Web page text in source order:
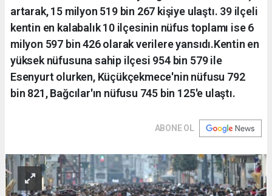
artarak, 15 milyon 519 bin 267 kişiye ulaştı. 39 ilçeli
kentin en kalabalık 10 ilçesinin nüfus toplamı ise 6
milyon 597 bin 426 olarak verilere yansıdı.Kentin en
yüksek nüfusuna sahip ilçesi 954 bin 579 ile
Esenyurt olurken, Küçükçekmece'nin nüfusu 792
bin 821, Bağcılar'ın nüfusu 745 bin 125'e ulaştı.
ABONE OL